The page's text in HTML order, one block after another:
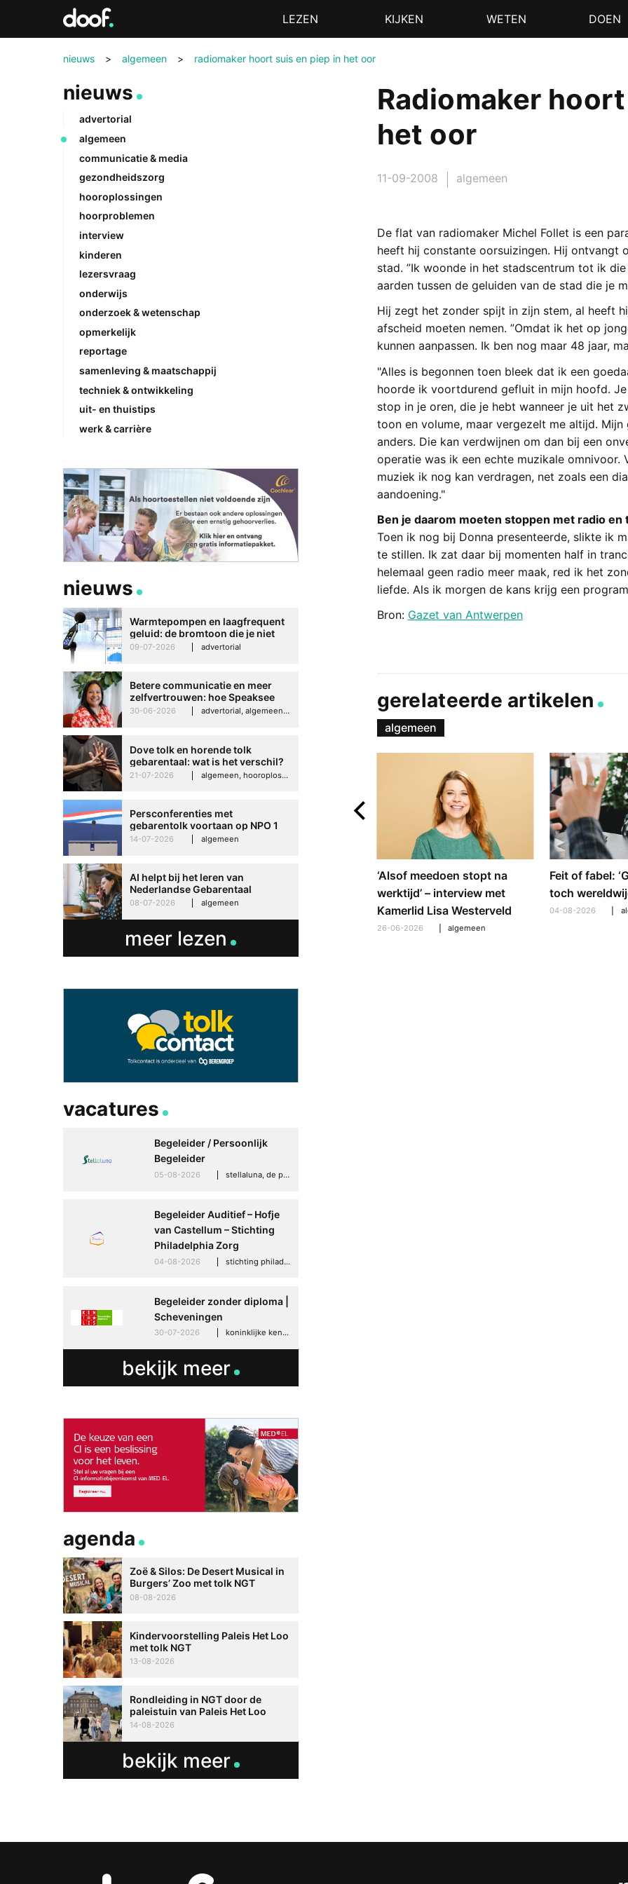
MenuLEZEN KIJKEN WETEN DOEN
nieuws > algemeen > radiomaker hoort suis en piep in het oor
Radiomaker
het oor
11-09-2008 algemeen
De flat van radiomaker Michel Follet is een
heeft hij constante oorsuizingen. Hij ontvangt
stad. ”Ik woonde in het stadscentrum tot ik
aarden tussen de geluiden van de stad die je
Hij zegt het zonder spijt in zijn stem, al heeft
afscheid moeten nemen. ”Omdat ik het op
kunnen aanpassen. Ik ben nog maar 48 jaar,
"Alles is begonnen toen bleek dat ik een
hoorde ik voortdurend gefluit in mijn hoofd.
stop in je oren, die je hebt wanneer je uit het
toon en volume, maar vergezelt me altijd.
anders. Die kan verdwijnen om dan bij een
operatie was ik een echte muzikale omnivoor.
muziek ik nog kan verdragen, net zoals een
aandoening."
Ben je daarom moeten stoppen met radio en
Toen ik nog bij Donna presenteerde, slikte ik
te stillen. Ik zat daar bij momenten half in
helemaal geen radio meer maak, red ik het
liefde. Als ik morgen de kans krijg een
Bron: Gazet van Antwerpen
gerelateerde artikelen
algemeen
Feit of fabel:
toch
04-08-2026
Betere communicatie en
meer zelfvertrouwen: hoe
Speaksee Imelda helpt om te
30-06-2026
‘Alsof meedoen stopt na
werktijd’ – interview met
Kamerlid Lisa Westerveld
26-06-2026 algemeen
nieuws
advertorial
algemeen
communicatie & media
gezondheidszorg
hooroplossingen
hoorproblemen
interview
kinderen
lezersvraag
onderwijs
onderzoek & wetenschap
opmerkelijk
reportage
samenleving & maatschappij
techniek & ontwikkeling
uit- en thuistips
werk & carrière
nieuws
Warmtepompen en laagfrequent
geluid: de bromtoon die je niet
kunt negeren
09-07-2026 advertorial
Betere communicatie en meer
zelfvertrouwen: hoe Speaksee
Imelda helpt om te groeien in
30-06-2026 advertorial, algemeen, hooroplossingen, interview
Dove tolk en horende tolk
gebarentaal: wat is het verschil?
21-07-2026 algemeen, hooroplossingen, hoorproblemen, samenleving & maatschappij
Persconferenties met
gebarentolk voortaan op NPO 1
Extra
14-07-2026 algemeen
AI helpt bij het leren van
Nederlandse Gebarentaal
08-07-2026 algemeen
meer lezen
vacatures
Begeleider / Persoonlijk
Begeleider
05-08-2026 stellaluna, de punt (drenthe)
Begeleider Auditief – Hofje
van Castellum – Stichting
Philadelphia Zorg
04-08-2026 stichting philadelphia zorg, den haag
Begeleider zonder diploma |
Scheveningen
30-07-2026 koninklijke kentalis, scheveningen
bekijk meer
agenda
Zoë & Silos: De Desert Musical in
Burgers’ Zoo met tolk NGT
08-08-2026
Kindervoorstelling Paleis Het Loo
met tolk NGT
13-08-2026
Rondleiding in NGT door de
paleistuin van Paleis Het Loo
14-08-2026
bekijk meer
Doof.nl